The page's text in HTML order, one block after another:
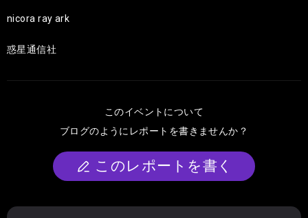
nicora ray ark
惑星通信社
このイベントについて
ブログのようにレポートを書きませんか？
このレポートを書く